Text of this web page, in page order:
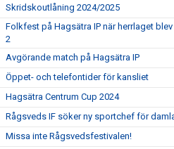
Skridskoutlåning 2024/2025
Folkfest på Hagsätra IP när herrlaget
2
Avgörande match på Hagsätra IP
Öppet- och telefontider för kansliet
Hagsätra Centrum Cup 2024
Rågsveds IF söker ny sportchef för
Missa inte Rågsvedsfestivalen!